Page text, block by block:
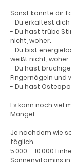
Sonst könnte dir
- Du erkältest
- Du hast trübe
nicht, woher.
- Du bist
weißt nicht, woher.
- Du hast
Fingernägeln und
- Du hast
Es kann noch viel
Mangel
Je nachdem wie
täglich
5.000 – 10.000
Sonnenvitamins